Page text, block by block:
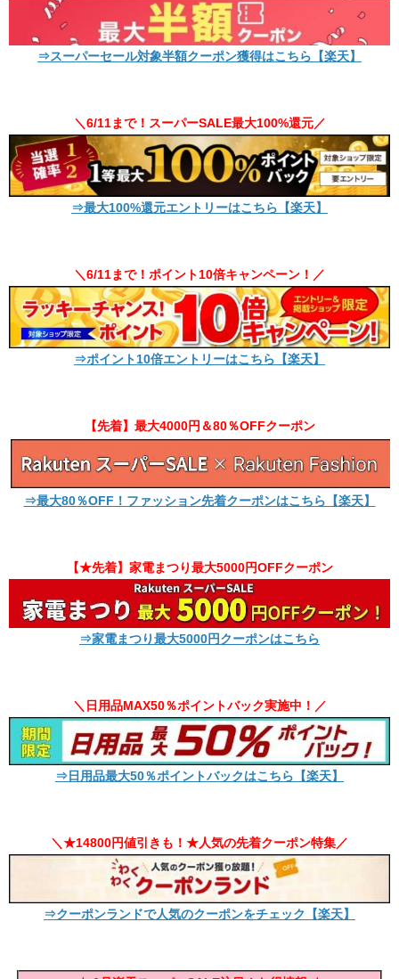
⇒スーパーセール対象半額クーポン獲得はこちら【楽天】
＼6/11まで！スーパーSALE最大100%還元／
⇒最大100%還元エントリーはこちら【楽天】
＼6/11まで！ポイント10倍キャンペーン！／
⇒ポイント10倍エントリーはこちら【楽天】
【先着】最大4000円＆80％OFFクーポン
⇒最大80％OFF！ファッション先着クーポンはこちら【楽天】
【★先着】家電まつり最大5000円OFFクーポン
⇒家電まつり最大5000円クーポンはこちら
＼日用品MAX50％ポイントバック実施中！／
⇒日用品最大50％ポイントバックはこちら【楽天】
＼★14800円値引きも！★人気の先着クーポン特集／
⇒クーポンランドで人気のクーポンをチェック【楽天】